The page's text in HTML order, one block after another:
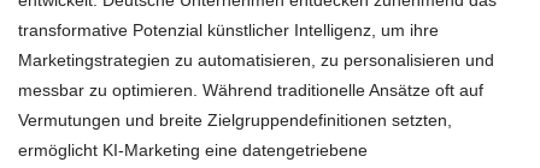
transformative Potenzial künstlicher Intelligenz, um ihre
Marketingstrategien zu automatisieren, zu personalisieren und
messbar zu optimieren. Während traditionelle Ansätze oft auf
Vermutungen und breite Zielgruppendefinitionen setzten,
ermöglicht KI-Marketing eine datengetriebene